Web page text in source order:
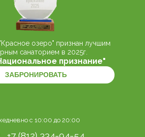
с 10:00 до 20:00
озеро" признан лучшим
санаторием в 2025г.
признание"
ЗАБРОНИРОВАТЬ